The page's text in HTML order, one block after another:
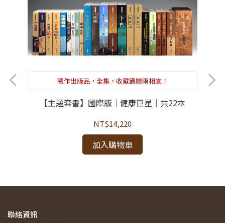
著作出版品，全集，收藏餽贈兩相宜！
【主題套書】國際版｜健康巨星｜共22本
NT$14,220
加入購物車
聯絡資訊